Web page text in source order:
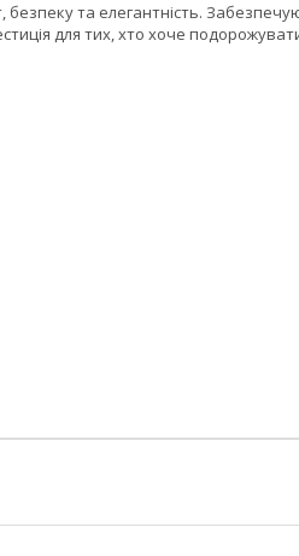
та елегантність.
для тих, хто хоче